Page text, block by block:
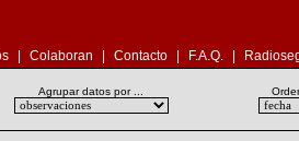
Colaboran Contacto F.A.Q.
Agrupar datos por ...